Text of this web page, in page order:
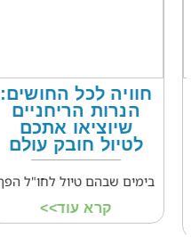
חוויה לכל החושים:
הנרות הריחניים
שיוציאו אתכם
לטיול חובק עולם
בימים שבהם טיול לחו"ל הפך
קרא עוד>>